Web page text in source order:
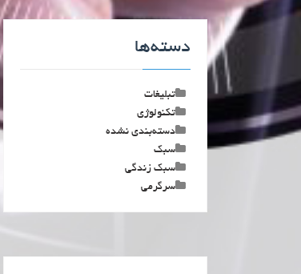
دسته‌ها
تبلیغات
تکنولوژی
دسته‌بندی نشده
سبک
سبک زندگی
سرگرمی